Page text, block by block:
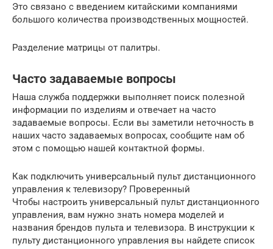
Это связано с введением китайскими компаниями
большого количества производственных мощностей.
Разделение матрицы от палитры.
Часто задаваемые вопросы
Наша служба поддержки выполняет поиск полезной
информации по изделиям и отвечает на часто
задаваемые вопросы. Если вы заметили неточность в
наших часто задаваемых вопросах, сообщите нам об
этом с помощью нашей контактной формы.
Как подключить универсальный пульт дистанционного
управления к телевизору? Проверенный
Чтобы настроить универсальный пульт дистанционного
управления, вам нужно знать номера моделей и
названия брендов пульта и телевизора. В инструкции к
пульту дистанционного управления вы найдете список